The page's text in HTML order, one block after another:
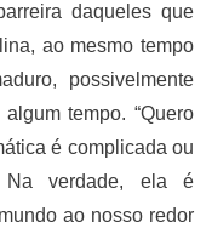
daqueles que
ao mesmo tempo
possivelmente
tempo. “Quero
é complicada ou
Na verdade, ela é
ao nosso redor